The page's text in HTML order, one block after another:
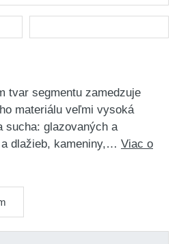
tvar segmentu zamedzuje
materiálu veľmi vysoká
sucha: glazovaných a
dlažieb, kameniny,… Viac o